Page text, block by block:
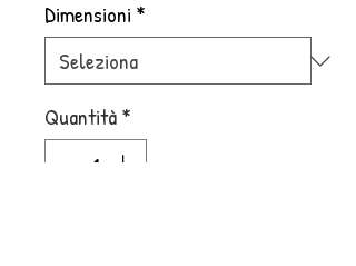
Dimensioni *
Quantità*